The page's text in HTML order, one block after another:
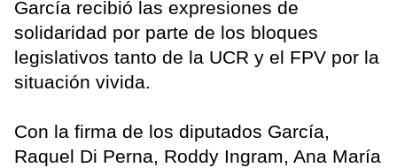
García recibió las expresiones de
solidaridad por parte de los bloques
legislativos tanto de la UCR y el FPV por la
situación vivida.
Con la firma de los diputados García,
Raquel Di Perna, Roddy Ingram, Ana María